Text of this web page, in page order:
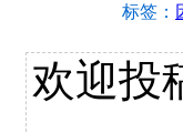
标签：
欢迎投